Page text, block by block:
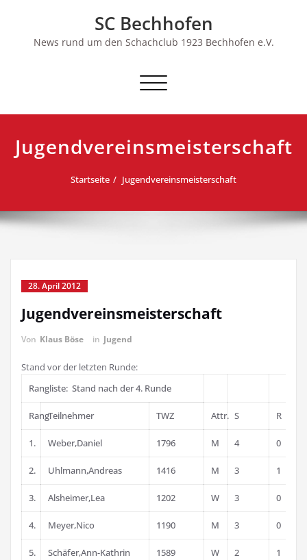
SC Bechhofen
News rund um den Schachclub 1923 Bechhofen e.V.
Schalte
Jugendvereinsmeisterschaft
Startseite Jugendvereinsmeisterschaft
28. April 2012
Jugendvereinsmeisterschaft
Von Klaus Böse in Jugend
Stand vor der letzten Runde:
Rangliste: Stand nach der 4. Runde
RangTeilnehmer TWZ Attr. S R
1. Weber,Daniel 1796 M 4 0
2. Uhlmann,Andreas 1416 M 3 1
3. Alsheimer,Lea 1202 W 3 0
4. Meyer,Nico 1190 M 3 0
5. Schäfer,Ann-Kathrin 1589 W 2 1